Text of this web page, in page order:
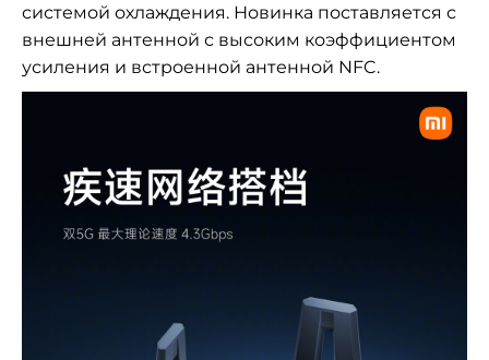
системой охлаждения. Новинка поставляется с
внешней антенной с высоким коэффициентом
усиления и встроенной антенной NFC.